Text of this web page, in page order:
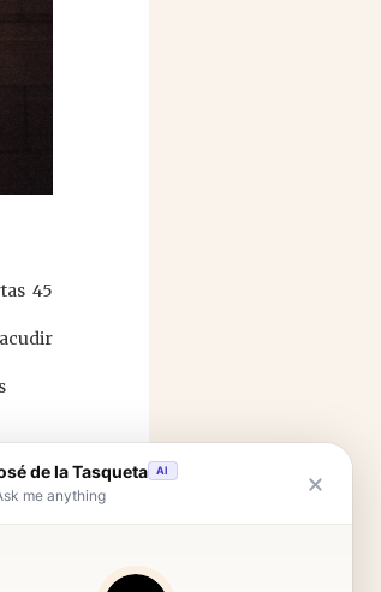
45
de la Tasqueta AI
me anything